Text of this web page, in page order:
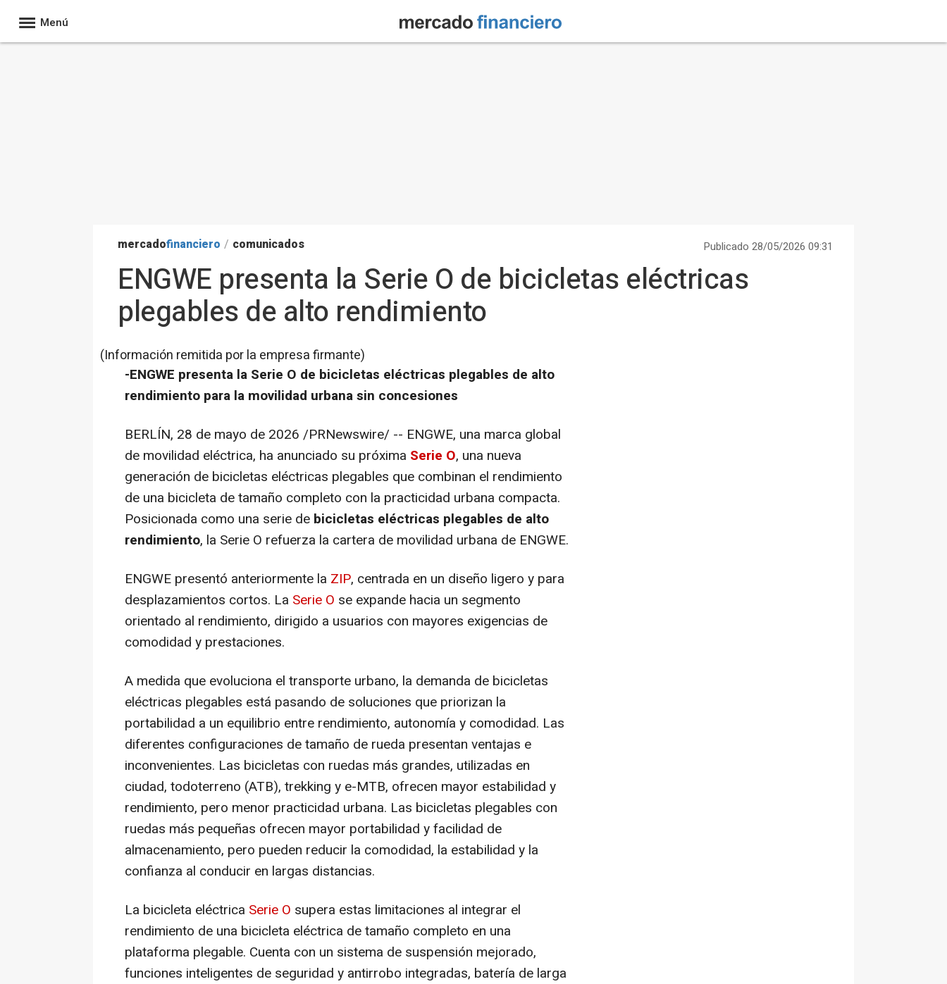
Menú
mercadofinanciero / comunicados Publicado 28/05/2026 09:31
ENGWE presenta la Serie O de bicicletas eléctricas
plegables de alto rendimiento
(Información remitida por la empresa firmante)
-ENGWE presenta la Serie O de bicicletas eléctricas plegables de alto
rendimiento para la movilidad urbana sin concesiones
BERLÍN, 28 de mayo de 2026 /PRNewswire/ -- ENGWE, una marca global
de movilidad eléctrica, ha anunciado su próxima Serie O, una nueva
generación de bicicletas eléctricas plegables que combinan el rendimiento
de una bicicleta de tamaño completo con la practicidad urbana compacta.
Posicionada como una serie de bicicletas eléctricas plegables de alto
rendimiento, la Serie O refuerza la cartera de movilidad urbana de ENGWE.
ENGWE presentó anteriormente la ZIP, centrada en un diseño ligero y para
desplazamientos cortos. La Serie O se expande hacia un segmento
orientado al rendimiento, dirigido a usuarios con mayores exigencias de
comodidad y prestaciones.
A medida que evoluciona el transporte urbano, la demanda de bicicletas
eléctricas plegables está pasando de soluciones que priorizan la
portabilidad a un equilibrio entre rendimiento, autonomía y comodidad. Las
diferentes configuraciones de tamaño de rueda presentan ventajas e
inconvenientes. Las bicicletas con ruedas más grandes, utilizadas en
ciudad, todoterreno (ATB), trekking y e-MTB, ofrecen mayor estabilidad y
rendimiento, pero menor practicidad urbana. Las bicicletas plegables con
ruedas más pequeñas ofrecen mayor portabilidad y facilidad de
almacenamiento, pero pueden reducir la comodidad, la estabilidad y la
confianza al conducir en largas distancias.
La bicicleta eléctrica Serie O supera estas limitaciones al integrar el
rendimiento de una bicicleta eléctrica de tamaño completo en una
plataforma plegable. Cuenta con un sistema de suspensión mejorado,
funciones inteligentes de seguridad y antirrobo integradas, batería de larga